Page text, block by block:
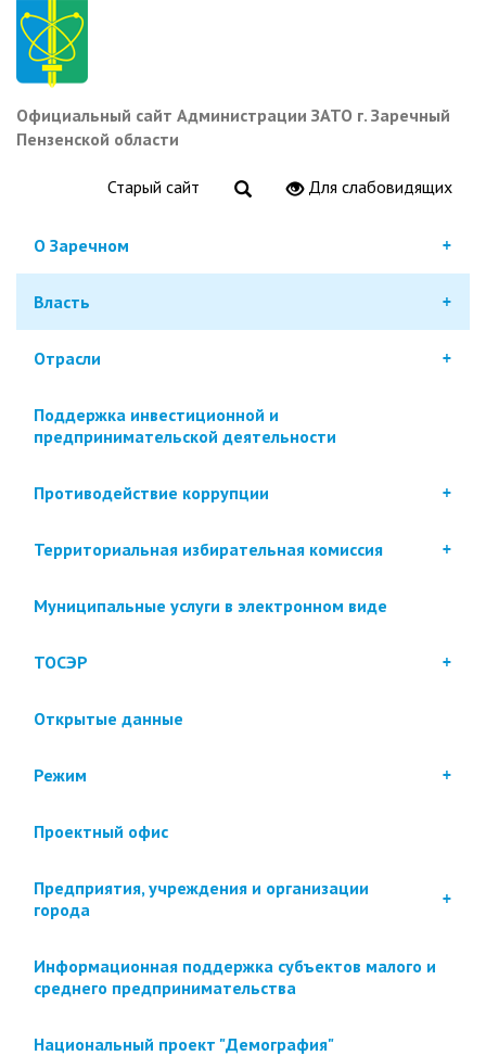
Перейти
основному
содержанию
Официальный сайт Администрации ЗАТО г. Заречный
Пензенской области
Старый сайт Для слабовидящих
О Заречном
Власть
Отрасли
Поддержка инвестиционной и
предпринимательской деятельности
Противодействие коррупции
Территориальная избирательная комиссия
Муниципальные услуги в электронном виде
ТОСЭР
Открытые данные
Режим
Проектный офис
Предприятия, учреждения и организации
города
Информационная поддержка субъектов малого и
среднего предпринимательства
Национальный проект "Демография"